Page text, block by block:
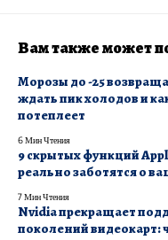
Вам также может
Морозы до -25
ждать пик холодов и
потеплеет
6 Мин Чтения
9 скрытых функций
реально заботятся о
7 Мин Чтения
Nvidia прекращает
поколений видеокарт: